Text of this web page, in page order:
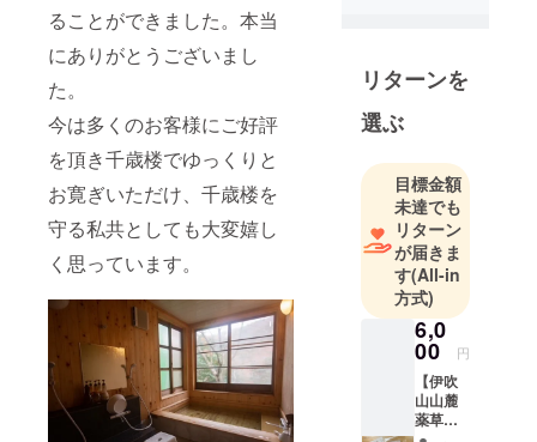
ることができました。本当
にありがとうございまし
た。
今は多くのお客様にご好評
を頂き千歳楼でゆっくりと
お寛ぎいただけ、千歳楼を
守る私共としても大変嬉し
く思っています。
リターンを
選ぶ
目標金額
未達でも
リターン
が届きま
す(All-in
方式)
6,0
00 円
【伊吹
山山麓
薬草入